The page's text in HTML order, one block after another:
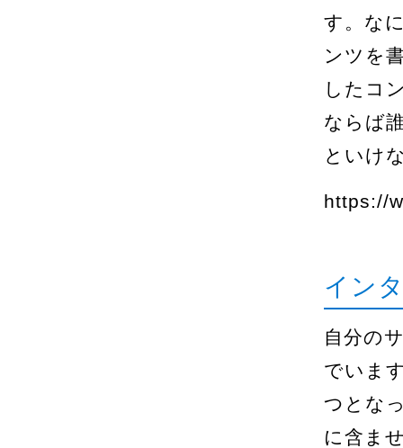
す。な
ンツを
したコ
ならば
といけ
https://
イン
自分の
でいま
つとな
に含ま